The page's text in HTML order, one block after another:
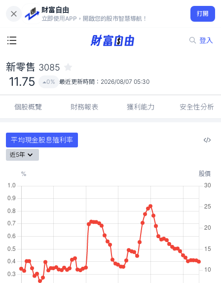
財富自由
立即使用APP，開啟您的股市智慧導航！
打開
登入
11.75
0%
新零售 3085
11.75 0% 最近更新時間： 2026/08/07 05:30
個股概覽 財務報表 獲利能力 安全性分析
平均現金股息殖利率
近5年